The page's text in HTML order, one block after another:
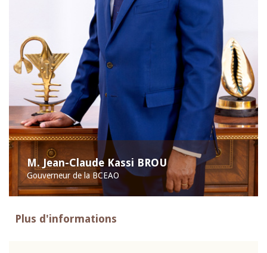
M. Jean-Claude Kassi BROU
Gouverneur de la BCEAO
Plus d'informations